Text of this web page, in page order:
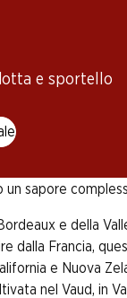
e sportello
di vino
Fumé,
dall'acciaio
sapore
Bordeaux e della
dalla Francia,
e Nuova
nel Vaud, in